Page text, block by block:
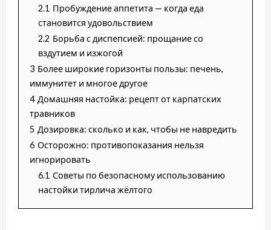
2.1 Пробуждение аппетита — когда еда
становится удовольствием
2.2 Борьба с диспепсией: прощание со
вздутием и изжогой
3 Более широкие горизонты пользы: печень,
иммунитет и многое другое
4 Домашняя настойка: рецепт от карпатских
травников
5 Дозировка: сколько и как, чтобы не навредить
6 Осторожно: противопоказания нельзя
игнорировать
6.1 Советы по безопасному использованию
настойки тирлича жёлтого